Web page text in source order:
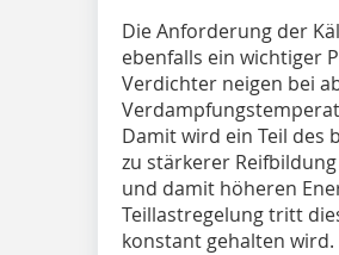
Die Anforderung der
ebenfalls ein wichtiger
Verdichter neigen bei
Damit wird ein Teil des
zu stärkerer
und damit höheren
Teillastregelung tritt
konstant gehalten wird.